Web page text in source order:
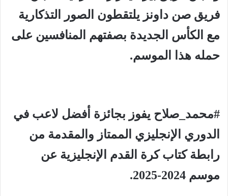
فريق صن داونز يلتقطون الصور التذكارية
مع الكأس الجديدة بصفتهم المنافسين على
حمله هذا الموسم.
#محمد_صلاح يفوز بجائزة أفضل لاعب في
الدوري الإنجليزي الممتاز والمقدمة من
رابطة كتاب كرة القدم الإنجليزية عن
موسم 2024-2025.